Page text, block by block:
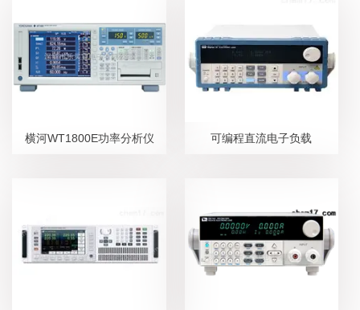
横河WT1800E功率分析仪 可编程直流电子负载